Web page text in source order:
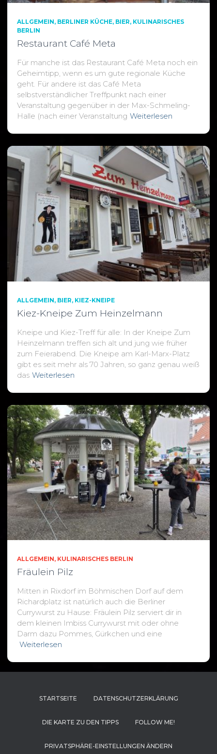
ALLGEMEIN BERLINER KÜCHE BIER KULINARISCHES
BERLIN
Restaurant Café Meta
Für manche ist das Restaurant Café Meta noch ein
Geheimtipp, wenn es um gute regionale Küche
geht. Für andere ist das Café Meta
selbstverständlicher Treffpunkt nach einer
Veranstaltung gegenüber in der Max-Schmeling-
Halle (nach einer Veranstaltung Weiterlesen
ALLGEMEIN BIER KIEZ-KNEIPE
Kiez-Kneipe Zum Heinzelmann
Kneipe und Kiez-Treff für alle: In der Kneipe Zum
Heinzelmann treffen sich alt und jung wie früher
zum Feierabend. Die Kneipe am Karl-Marx-Platz
gibt es seit mehr als 70 Jahren, so ganz genau weiß
das Weiterlesen
ALLGEMEIN KULINARISCHES BERLIN
Fräulein Pilz
Mitten in Rixdorf im Böhmischen Dorf auf dem
Richardplatz ist natürlich auch die Berliner
Currywurst zu Hause: Fräulein Pilz serviert dir in
dem kleinen Imbiss Currywurst mit oder ohne
Darm dazu Pommes, Gürkchen und eine
Weiterlesen
STARTSEITE DATENSCHUTZERKLÄRUNG
DIE KARTE ZU DEN TIPPS FOLLOW ME!
PRIVATSPHÄRE-EINSTELLUNGEN ÄNDERN